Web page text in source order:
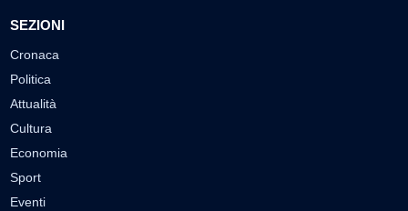
SEZIONI
Cronaca
Politica
Attualità
Cultura
Economia
Sport
Eventi